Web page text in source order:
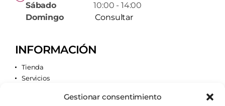
Gestionar consentimiento
Sábado10:00 - 14:00
Domingo
Consultar
INFORMACIÓN
Tienda
Servicios
Quiénes somos